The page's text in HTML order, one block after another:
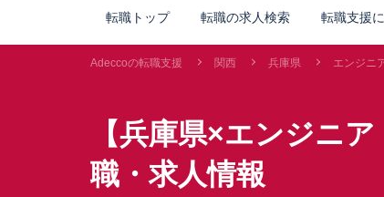
転職トップ 転職の求人検索 転職支援
Adeccoの転職支援 関西 兵庫県 エンジニ
【兵庫県×エンジニ
職・求人情報